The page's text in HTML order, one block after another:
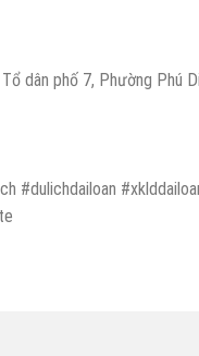
dân phố 7, Phường Phú
#dulichdailoan